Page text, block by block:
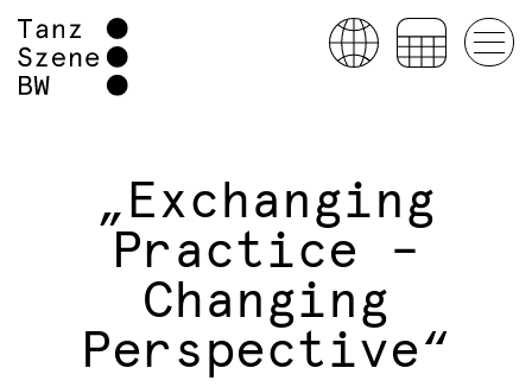
„Exchanging
Practice –
Changing
Perspective“